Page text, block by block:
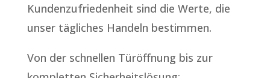
Kundenzufriedenheit sind die Werte, die
unser tägliches Handeln bestimmen.
Von der schnellen Türöffnung bis zur